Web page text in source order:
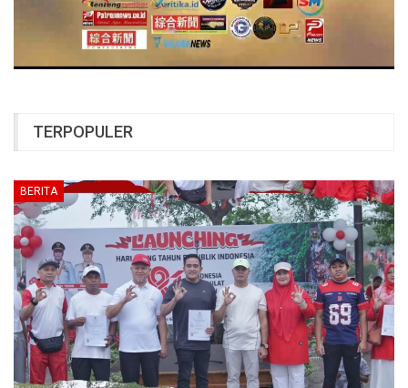
TERPOPULER
BERITA